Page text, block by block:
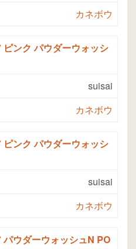
カネボウ
ンク パウダーウォッシ
suisai
カネボウ
ンク パウダーウォッシ
suisai
カネボウ
ウダーウォッシュN PO